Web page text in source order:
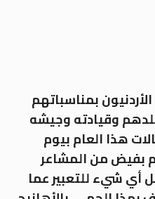
بمناسباتهم
وقيادته وجيشه
هذا العام بيوم
بفيض من المشاعر
أي شيء للتعبير عما